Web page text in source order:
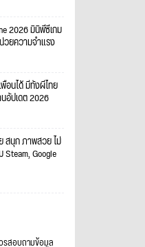
2026 มินิพีซีเกม
วยความจำแรง
อนได้ มีทั้งผีไทย
อัปเดต 2026
สนุก ภาพสวย ไม่
Google
รสอบถามข้อมูล